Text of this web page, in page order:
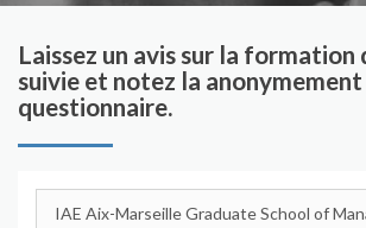
Laissez un avis sur la formation
suivie et notez la anonymement
questionnaire.